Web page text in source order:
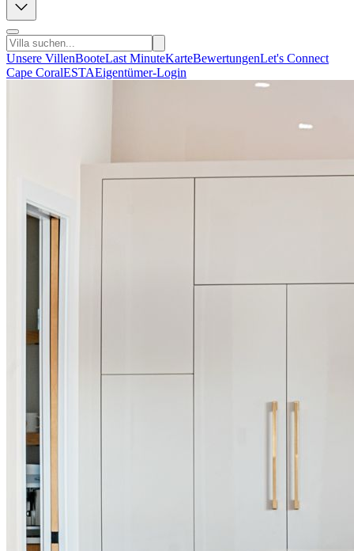
Unsere VillenBooteLast MinuteKarteBewertungenLet's Connect
Cape CoralESTAEigentümer-Login